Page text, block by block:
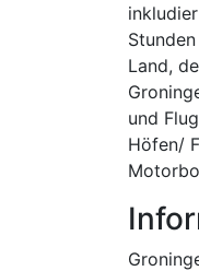
Land,
und
Höfen/